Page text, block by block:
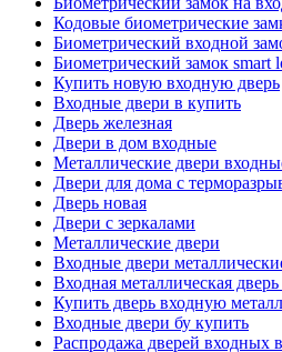
Кодовые биометрические
Биометрический входной
Биометрический замок smart
Купить новую входную дверь
Входные двери в купить
Дверь железная
Двери в дом входные
Металлические двери
Двери для дома с
Дверь новая
Двери с зеркалами
Металлические двери
Входные двери
Входная металлическая дверь
Купить дверь входную
Входные двери бу купить
Распродажа дверей входных